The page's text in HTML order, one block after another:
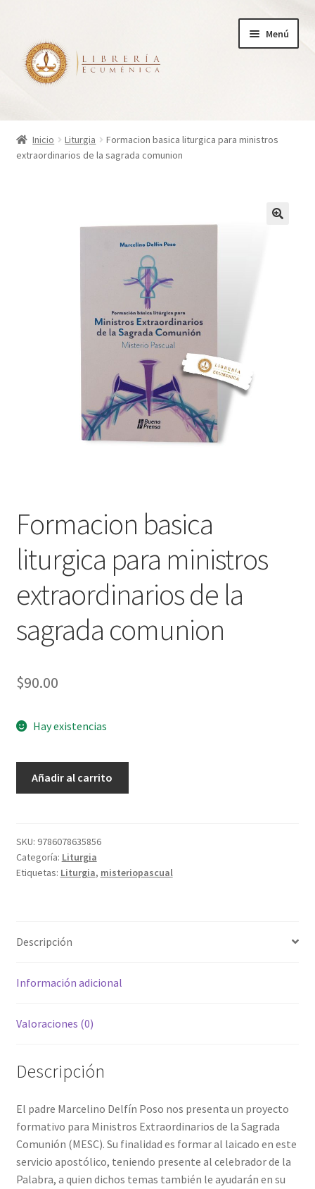
la
navegación
contenido
Menú
Inicio
Tienda
Política de privacidad
Inicio Liturgia
Formacion basica liturgica para ministros
extraordinarios de la sagrada comunion
Formacion basica
liturgica para ministros
extraordinarios de la
sagrada comunion
$90.00
Hay existencias
ministros
extraordinarios
de
cantidad
Añadir al carrito
SKU: 9786078635856
Categoría: Liturgia
Etiquetas: Liturgia, misteriopascual
Descripción
Información adicional
Valoraciones (0)
Descripción
El padre Marcelino Delfín Poso nos presenta un proyecto
formativo para Ministros Extraordinarios de la Sagrada
Comunión (MESC). Su finalidad es formar al laicado en este
servicio apostólico, teniendo presente al celebrador de la
Palabra, a quien dichos temas también le ayudarán en su